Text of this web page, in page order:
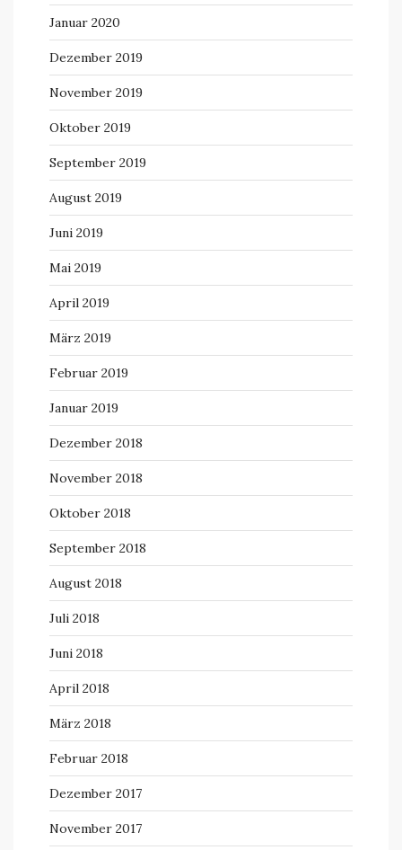
Januar 2020
Dezember 2019
November 2019
Oktober 2019
September 2019
August 2019
Juni 2019
Mai 2019
April 2019
März 2019
Februar 2019
Januar 2019
Dezember 2018
November 2018
Oktober 2018
September 2018
August 2018
Juli 2018
Juni 2018
April 2018
März 2018
Februar 2018
Dezember 2017
November 2017